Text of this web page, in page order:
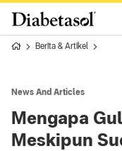
Berita & Artikel
News And Articles
Mengapa
Meskipun